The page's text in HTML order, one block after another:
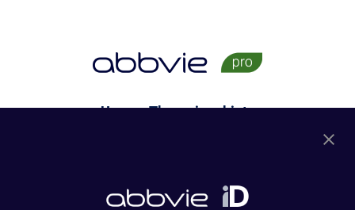
Unsere Therapiegebiete
Onkologie